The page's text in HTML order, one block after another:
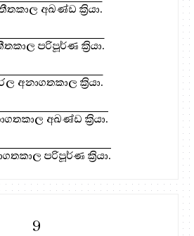
අඛණ්ඩ ක්‍රියා.
පරිපූර්ණ ක්‍රියා.
අනාගතකාල ක්‍රියා.
අඛණ්ඩ ක්‍රියා.
පරිපූර්ණ ක්‍රියා.
9